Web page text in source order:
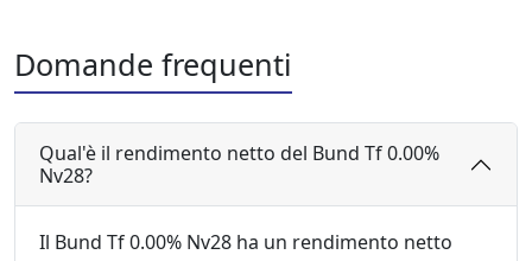
Domande frequenti
Qual'è il rendimento netto del Bund Tf 0.00%
Nv28?
Il Bund Tf 0.00% Nv28 ha un rendimento netto